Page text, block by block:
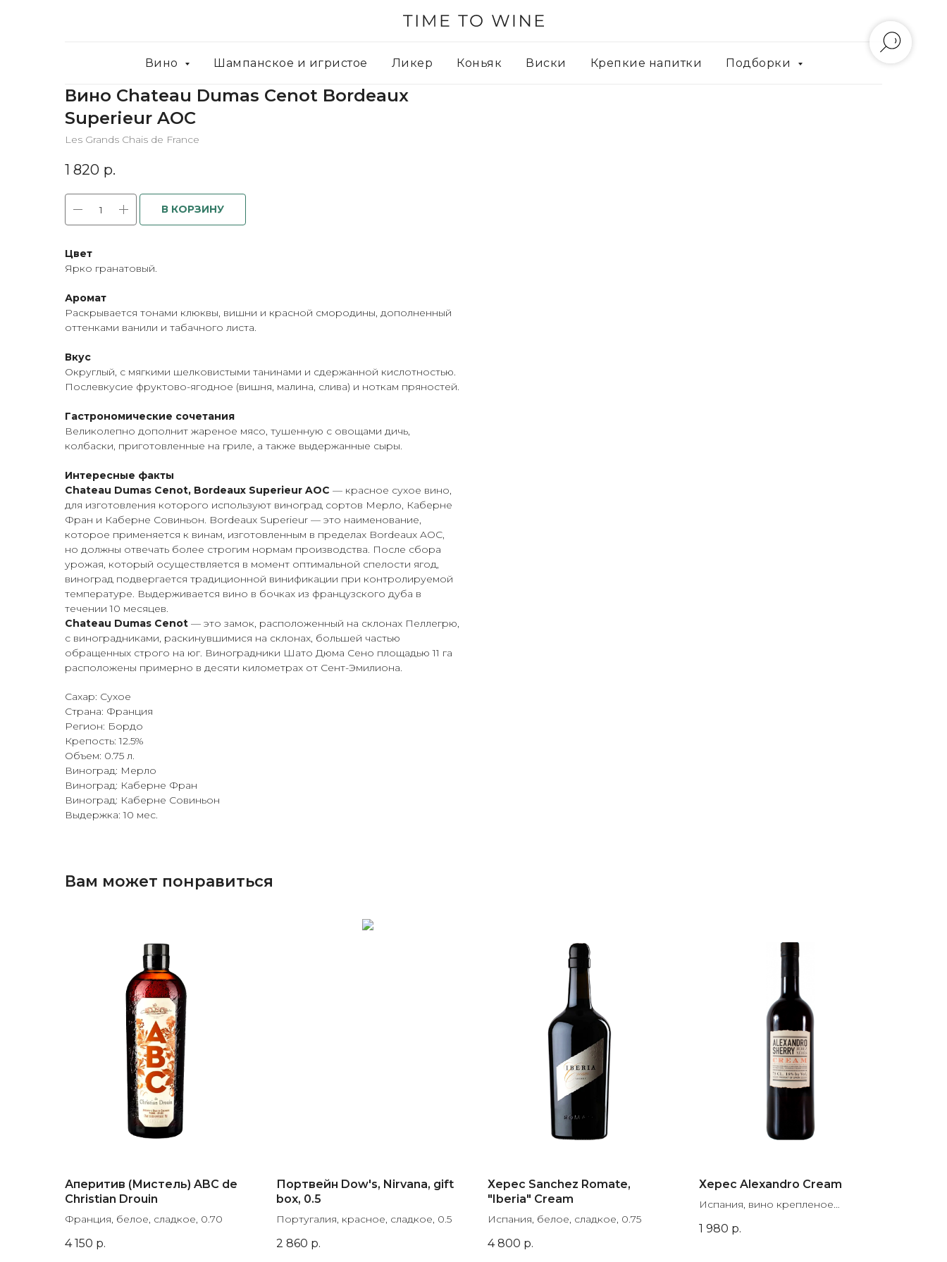
Вино Шампанское и игристое Ликер Коньяк Виски Крепкие напитки Подборки
Вино Chateau Dumas Cenot Bordeaux
Superieur AOC
Les Grands Chais de France
1 820 р.
В КОРЗИНУ
Цвет
Ярко гранатовый.
Аромат
Раскрывается тонами клюквы, вишни и красной смородины, дополненный
оттенками ванили и табачного листа.
Вкус
Округлый, с мягкими шелковистыми танинами и сдержанной кислотностью.
Послевкусие фруктово-ягодное (вишня, малина, слива) и ноткам пряностей.
Гастрономические сочетания
Великолепно дополнит жареное мясо, тушенную с овощами дичь,
колбаски, приготовленные на гриле, а также выдержанные сыры.
Интересные факты
Chateau Dumas Cenot, Bordeaux Superieur AOC — красное сухое вино,
для изготовления которого используют виноград сортов Мерло, Каберне
Фран и Каберне Совиньон. Bordeaux Superieur — это наименование,
которое применяется к винам, изготовленным в пределах Bordeaux AOC,
но должны отвечать более строгим нормам производства. После сбора
урожая, который осуществляется в момент оптимальной спелости ягод,
виноград подвергается традиционной винификации при контролируемой
температуре. Выдерживается вино в бочках из французского дуба в
течении 10 месяцев.
Chateau Dumas Cenot — это замок, расположенный на склонах Пеллегрю,
с виноградниками, раскинувшимися на склонах, большей частью
обращенных строго на юг. Виноградники Шато Дюма Сено площадью 11 га
расположены примерно в десяти километрах от Сент-Эмилиона.
Сахар: Сухое
Страна: Франция
Регион: Бордо
Крепость: 12.5%
Объем: 0.75 л.
Виноград: Мерло
Виноград: Каберне Фран
Виноград: Каберне Совиньон
Выдержка: 10 мес.
Вам может понравиться
Аперитив (Мистель) ABC de
Christian Drouin
Франция, белое, сладкое, 0.70
4 150 р.
Портвейн Dow's, Nirvana, gift
box, 0.5
Португалия, красное, сладкое, 0.5
2 860 р.
Херес Sanchez Romate,
"Iberia" Cream
Испания, белое, сладкое, 0.75
4 800 р.
Херес Alexandro Cream
Испания, вино крепленое
1 980 р.